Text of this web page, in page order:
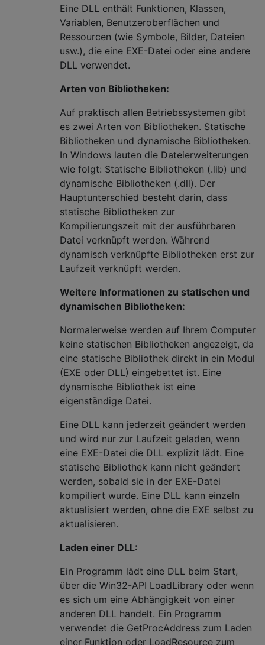
Eine DLL enthält Funktionen, Klassen,
Variablen, Benutzeroberflächen und
Ressourcen (wie Symbole, Bilder, Dateien
usw.), die eine EXE-Datei oder eine andere
DLL verwendet.
Arten von Bibliotheken:
Auf praktisch allen Betriebssystemen gibt
es zwei Arten von Bibliotheken. Statische
Bibliotheken und dynamische Bibliotheken.
In Windows lauten die Dateierweiterungen
wie folgt: Statische Bibliotheken (.lib) und
dynamische Bibliotheken (.dll). Der
Hauptunterschied besteht darin, dass
statische Bibliotheken zur
Kompilierungszeit mit der ausführbaren
Datei verknüpft werden. Während
dynamisch verknüpfte Bibliotheken erst zur
Laufzeit verknüpft werden.
Weitere Informationen zu statischen und
dynamischen Bibliotheken:
Normalerweise werden auf Ihrem Computer
keine statischen Bibliotheken angezeigt, da
eine statische Bibliothek direkt in ein Modul
(EXE oder DLL) eingebettet ist. Eine
dynamische Bibliothek ist eine
eigenständige Datei.
Eine DLL kann jederzeit geändert werden
und wird nur zur Laufzeit geladen, wenn
eine EXE-Datei die DLL explizit lädt. Eine
statische Bibliothek kann nicht geändert
werden, sobald sie in der EXE-Datei
kompiliert wurde. Eine DLL kann einzeln
aktualisiert werden, ohne die EXE selbst zu
aktualisieren.
Laden einer DLL:
Ein Programm lädt eine DLL beim Start,
über die Win32-API LoadLibrary oder wenn
es sich um eine Abhängigkeit von einer
anderen DLL handelt. Ein Programm
verwendet die GetProcAddress zum Laden
einer Funktion oder LoadResource zum